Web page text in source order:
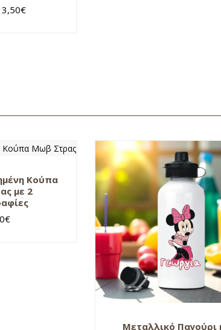
€
Κούπα
με 2
€
Μεταλλικό Παγούρι